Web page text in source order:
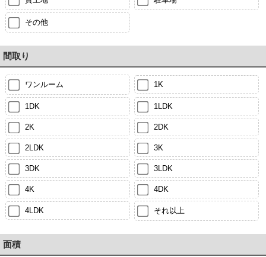
その他
間取り
ワンルーム 1K
1DK 1LDK
2K 2DK
2LDK 3K
3DK 3LDK
4K 4DK
4LDK それ以上
面積